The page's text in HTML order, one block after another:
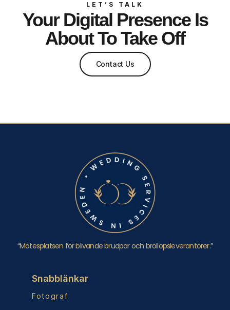
LET’S TALK
Your Digital Presence Is
About To Take Off
Contact Us
“Mötesplatsen för blivande brudpar och bröllopsleverantörer.”
Snabblänkar
Fotograf